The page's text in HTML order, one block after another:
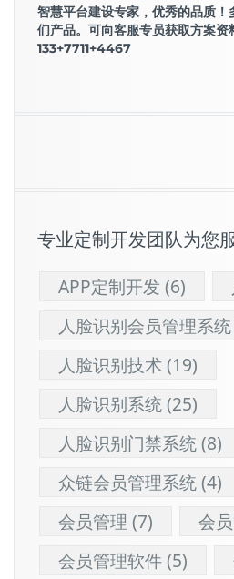
智慧平台建设专家，优秀的品质
们产品。可向客服专员获取方案资
133+7711+4467
专业定制开发团队为您
APP定制开发 (6)
人脸识别会员管理系统
人脸识别技术(19)
人脸识别系统(25)
人脸识别门禁系统(8)
众链会员管理系统(4)
会员管理 (7) 会
会员管理软件(5)